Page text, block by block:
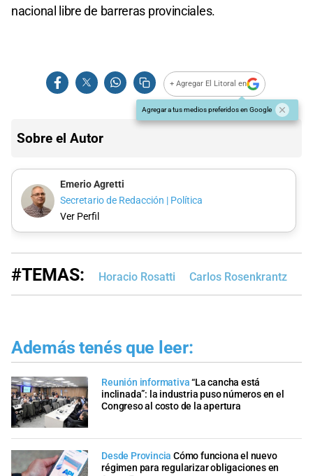
nacional libre de barreras provinciales.
+ Agregar El Litoral en
Agregar a tus medios preferidos en Google
Sobre el Autor
Emerio Agretti
Secretario de Redacción | Política
Ver Perfil
#TEMAS: Horacio Rosatti Carlos Rosenkrantz
Además tenés que leer:
Reunión informativa“La cancha está
inclinada”: la industria puso números en el
Congreso al costo de la apertura
Desde Provincia Cómo funciona el nuevo
régimen para regularizar obligaciones en